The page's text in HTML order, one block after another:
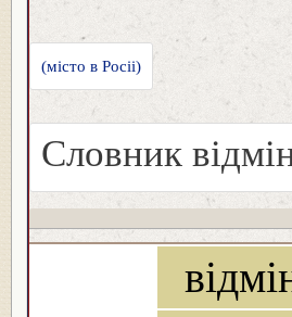
(місто в Росіі)
Словник